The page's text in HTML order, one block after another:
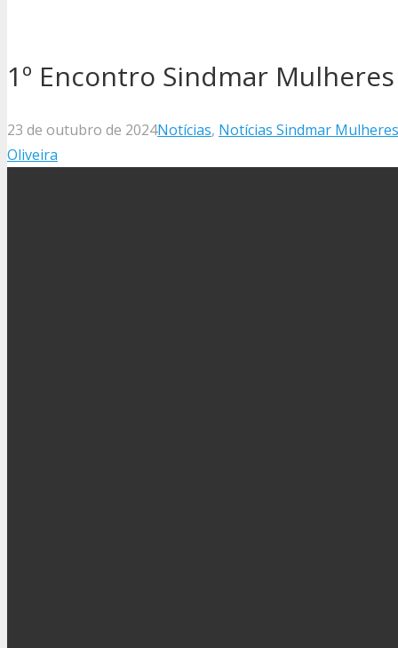
1º Encontro Sindmar Mulheres
23 de outubro de 2024Notícias, Notícias Sindmar Mulheres
Oliveira